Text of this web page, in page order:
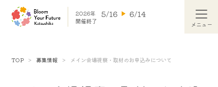
2026年 5/16 6/14
開催終了
TOP 募集情報 メイン会場視察・取材のお申込みについて